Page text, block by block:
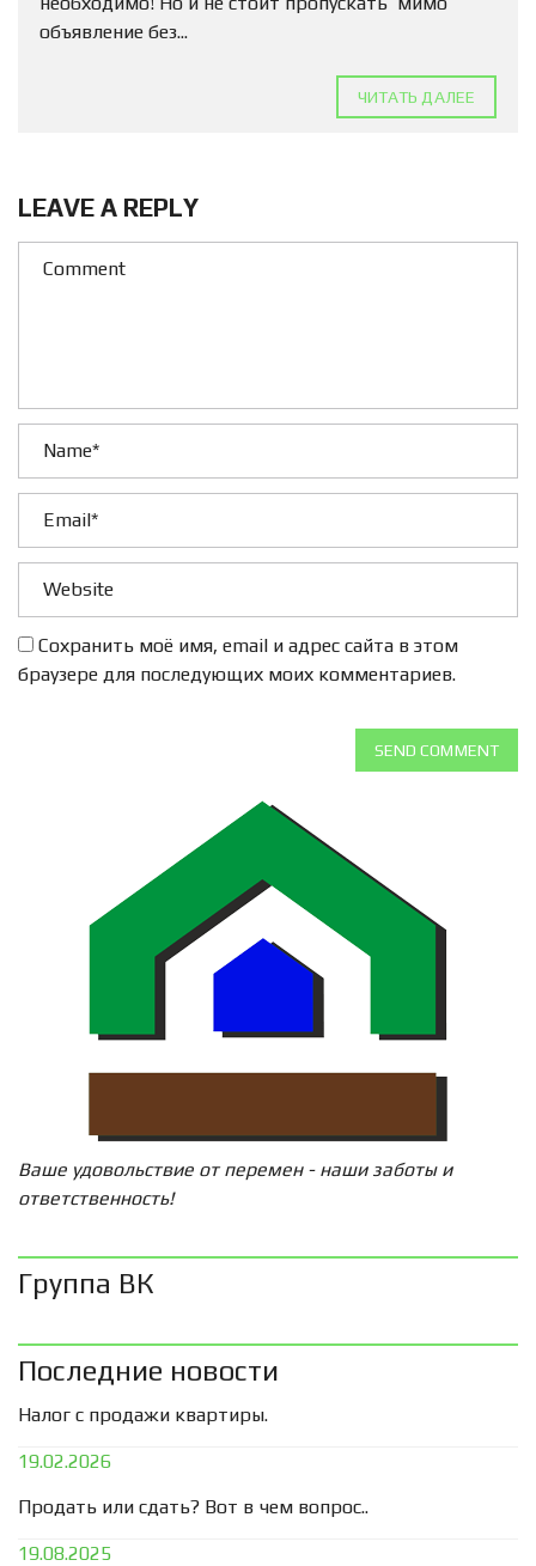
объявление без...
ЧИТАТЬ ДАЛЕЕ
LEAVE A REPLY
Сохранить моё имя, email и адрес сайта в этом
браузере для последующих моих комментариев.
SEND COMMENT
Ваше удовольствие от перемен - наши заботы и
ответственность!
Группа ВК
Последние новости
Налог с продажи квартиры.
19.02.2026
Продать или сдать? Вот в чем вопрос..
19.08.2025